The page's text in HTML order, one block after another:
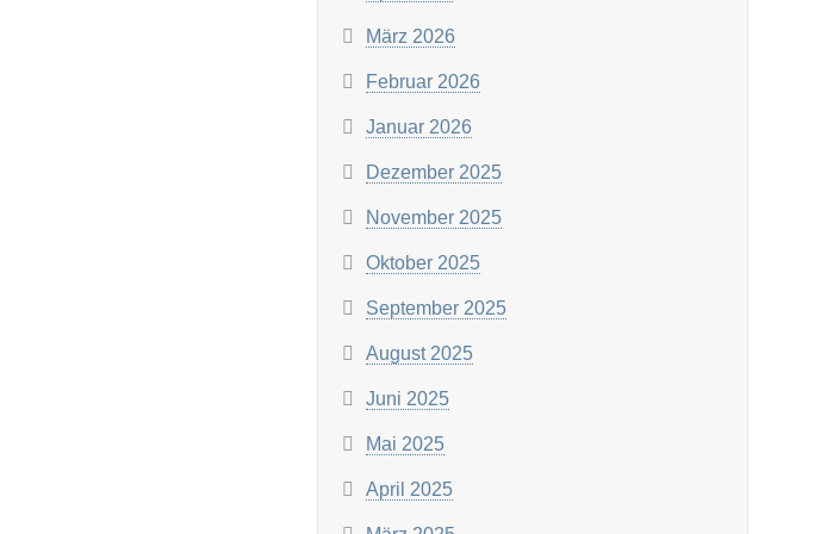
März 2026
Februar 2026
Januar 2026
Dezember 2025
November 2025
Oktober 2025
September 2025
August 2025
Juni 2025
Mai 2025
April 2025